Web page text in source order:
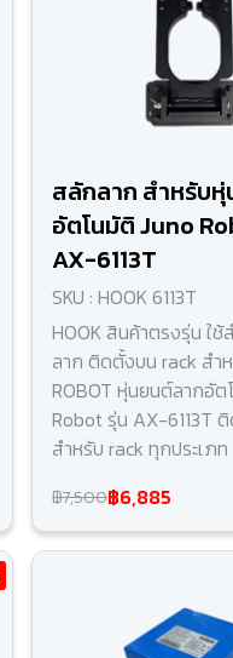
สลักลาก สำหรับ
อัตโนมัติ Juno
AX-6113T
SKU : HOOK 6113T
HOOK สินค้าตรงรุ่น ใช้
ลาก ติดตั้งบน rack สำห
ROBOT หุ่นยนต์ลากอั
Robot รุ่น AX-6113T
สำหรับ rack ทุกประเภท
฿7,500฿6,885